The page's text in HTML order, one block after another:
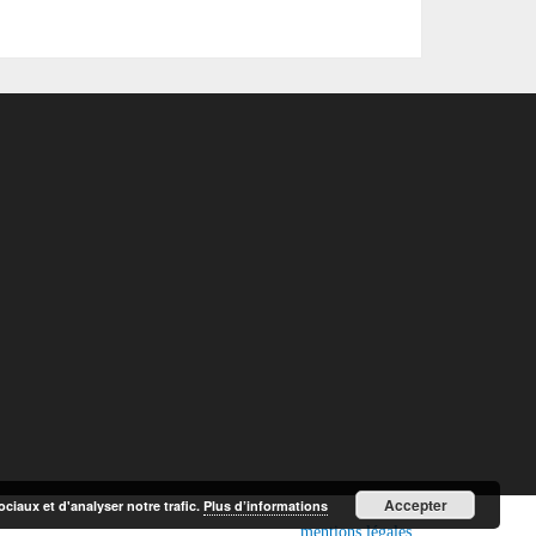
mentions légales
et d'analyser notre trafic. Plus d’informations Accepter